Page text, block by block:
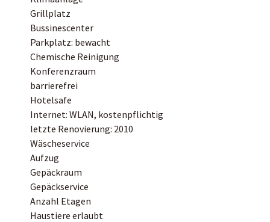
Grillplatz
Bussinescenter
Parkplatz: bewacht
Chemische Reinigung
Konferenzraum
barrierefrei
Hotelsafe
Internet: WLAN, kostenpflichtig
letzte Renovierung: 2010
Wäscheservice
Aufzug
Gepäckraum
Gepäckservice
Anzahl Etagen
Haustiere erlaubt